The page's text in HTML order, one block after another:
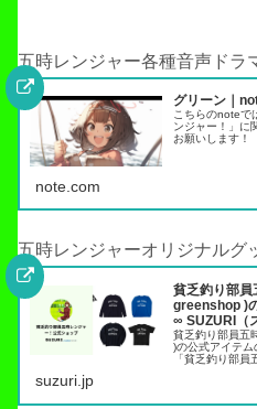
五時レンジャー各種音声ドラ
グリーン｜
こちらのnoteで
ンジャー！」に
お願いします！
note.com
五時レンジャーオリジナルグ
貧乏釣り部員
greenshop )
∞ SUZURI（
貧乏釣り部員五
)の公式アイテ
「貧乏釣り部員
suzuri.jp